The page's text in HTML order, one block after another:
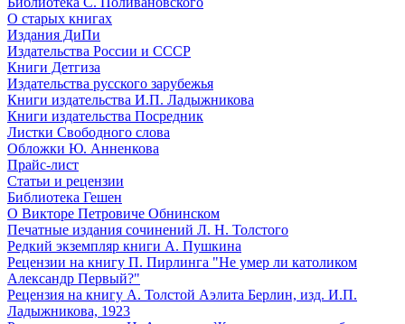
О старых книгах
Издания ДиПи
Издательства России и СССР
Книги Детгиза
Издательства русского зарубежья
Книги издательства И.П. Ладыжникова
Книги издательства Посредник
Листки Свободного слова
Обложки Ю. Анненкова
Прайс-лист
Статьи и рецензии
Библиотека Гешен
О Викторе Петровиче Обнинском
Печатные издания сочинений Л. Н. Толстого
Редкий экземпляр книги А. Пушкина
Рецензии на книгу П. Пирлинга "Не умер ли католиком
Александр Первый?"
Рецензия на книгу А. Толстой Аэлита Берлин, изд. И.П.
Ладыжникова, 1923